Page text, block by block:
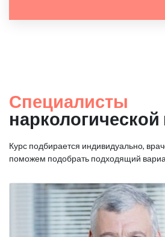
Специалисты
Курс подбирается индивидуально,
поможем подобрать подходящий